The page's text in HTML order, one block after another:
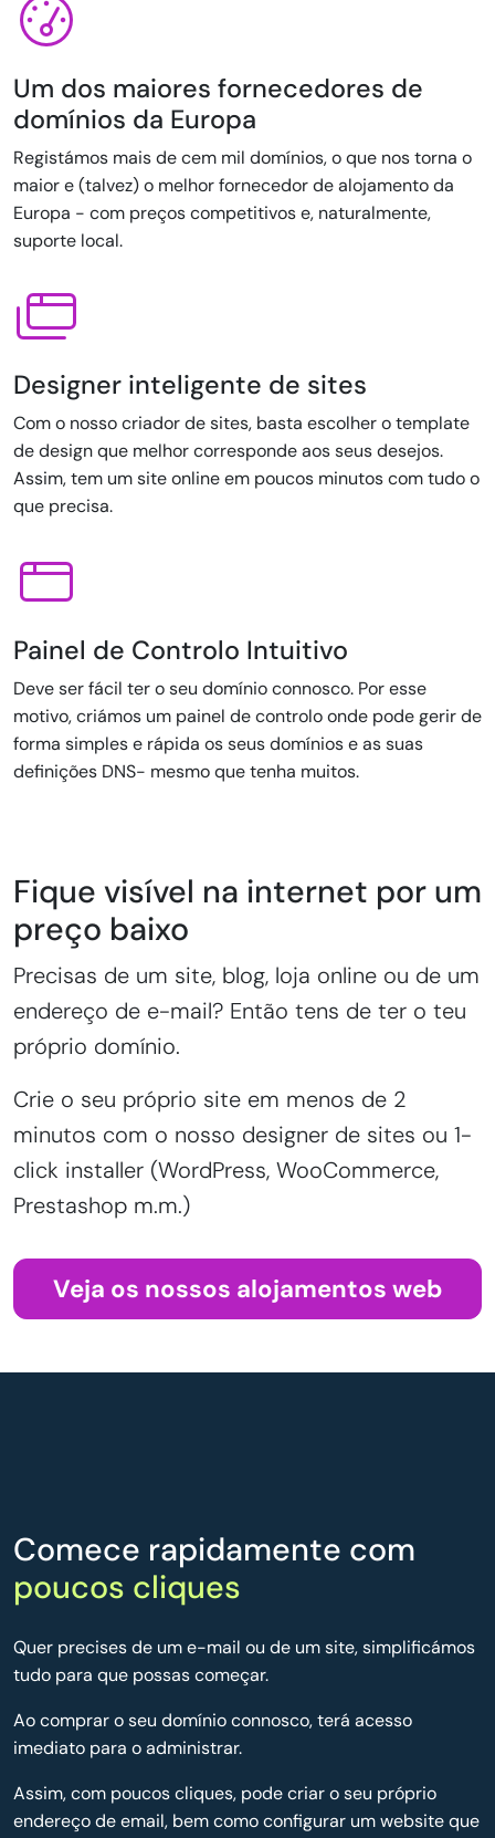
Um dos maiores fornecedores de
domínios da Europa
Registámos mais de cem mil domínios, o que nos torna o
maior e (talvez) o melhor fornecedor de alojamento da
Europa - com preços competitivos e, naturalmente,
suporte local.
Designer inteligente de sites
Com o nosso criador de sites, basta escolher o template
de design que melhor corresponde aos seus desejos.
Assim, tem um site online em poucos minutos com tudo o
que precisa.
Painel de Controlo Intuitivo
Deve ser fácil ter o seu domínio connosco. Por esse
motivo, criámos um painel de controlo onde pode gerir de
forma simples e rápida os seus domínios e as suas
definições DNS- mesmo que tenha muitos.
Fique visível na internet por um
preço baixo
Precisas de um site, blog, loja online ou de um
endereço de e-mail? Então tens de ter o teu
próprio domínio.
Crie o seu próprio site em menos de 2
minutos com o nosso designer de sites ou 1-
click installer (WordPress, WooCommerce,
Prestashop m.m.)
Veja os nossos alojamentos web
Comece rapidamente com
poucos cliques
Quer precises de um e-mail ou de um site, simplificámos
tudo para que possas começar.
Ao comprar o seu domínio connosco, terá acesso
imediato para o administrar.
Assim, com poucos cliques, pode criar o seu próprio
endereço de email, bem como configurar um website que